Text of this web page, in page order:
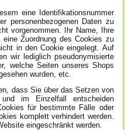
eine Identifikationsnummer
personenbezogenen Daten zu
vorgenommen. Ihr Name, Ihre
eine Zuordnung des Cookies zu
in den Cookie eingelegt. Auf
wir lediglich pseudonymisierte
welche Seiten unseres Shops
wurden, etc.
dass Sie über das Setzen von
im Einzelfall entscheiden
für bestimmte Fälle oder
komplett verhindert werden.
eingeschränkt werden.